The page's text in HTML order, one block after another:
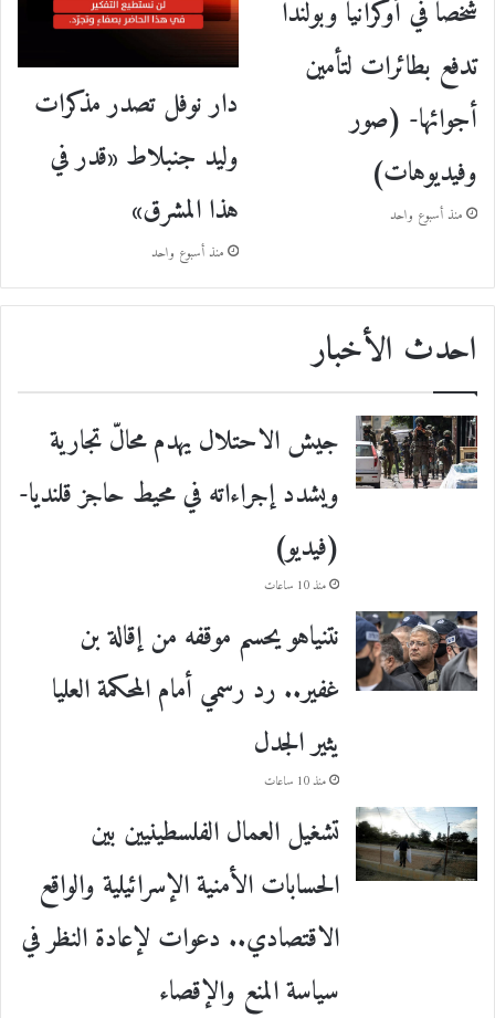
شخصا في أوكرانيا وبولندا
تدفع بطائرات لتأمين
أجوائها- (صور
وفيديوهات)
منذ أسبوع واحد
دار نوفل تصدر مذكرات
وليد جنبلاط «قدر في
هذا المشرق»
منذ أسبوع واحد
احدث الأخبار
جيش الاحتلال يهدم محالّ تجارية
ويشدد إجراءاته في محيط حاجز قلنديا-
(فيديو)
منذ 10 ساعات
نتنياهو يحسم موقفه من إقالة بن
غفير.. رد رسمي أمام المحكمة العليا
يثير الجدل
منذ 10 ساعات
تشغيل العمال الفلسطينيين بين
الحسابات الأمنية الإسرائيلية والواقع
الاقتصادي.. دعوات لإعادة النظر في
سياسة المنع والإقصاء